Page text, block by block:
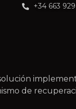
+34 663
de